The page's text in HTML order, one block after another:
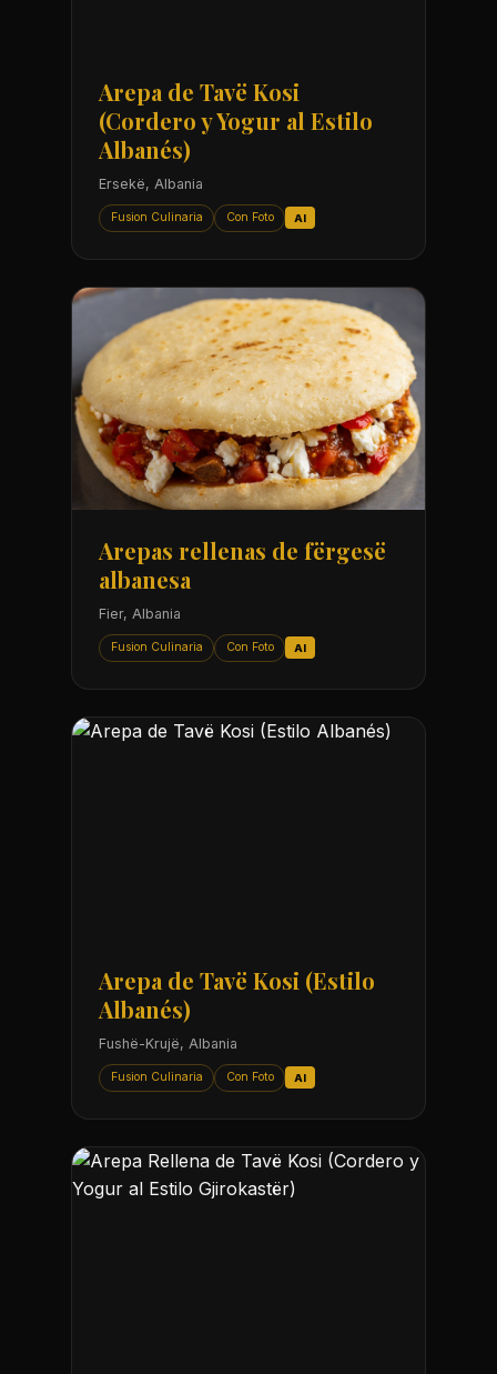
Arepa de Tavë Kosi
(Cordero y Yogur al Estilo
Albanés)
Ersekë, Albania
Fusion Culinaria Con Foto AI
Arepas rellenas de fërgesë
albanesa
Fier, Albania
Fusion Culinaria Con Foto AI
Arepa de Tavë Kosi (Estilo
Albanés)
Fushë-Krujë, Albania
Fusion Culinaria Con Foto AI